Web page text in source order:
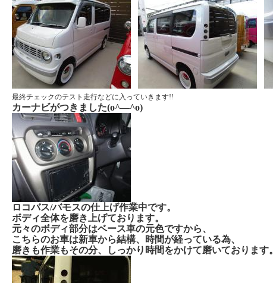
最終チェックのテスト走行などに入っていきます!!
カーナビがつきました(o^―^o)
ロコバス/バモスの仕上げ作業中です。
ボディ全体を磨き上げております。
元々のボディ部分はベース車の元色ですから、
こちらのお車は新車から結構、時間が経っている為、
磨きも作業もその分、しっかり時間をかけて磨いております